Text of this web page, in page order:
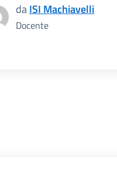
daISI Machiavelli
Docente